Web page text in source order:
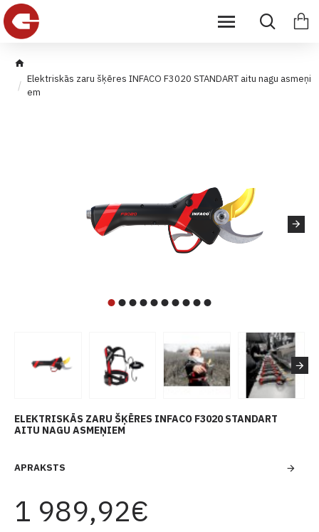
Elektriskās zaru šķēres INFACO F3020 STANDART aitu nagu asmeņi
em
ELEKTRISKĀS ZARU ŠĶĒRES INFACO F3020 STANDART
AITU NAGU ASMEŅIEM
APRAKSTS
1 989,92€